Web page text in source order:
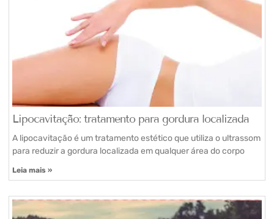
Lipocavitação: tratamento para gordura localizada
A lipocavitação é um tratamento estético que utiliza o ultrassom
para reduzir a gordura localizada em qualquer área do corpo
Leia mais »